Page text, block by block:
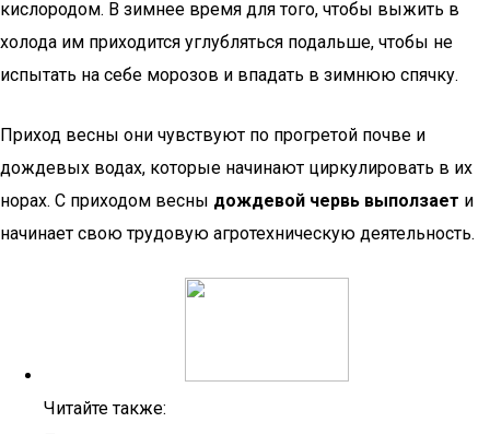
кислородом. В зимнее время для того, чтобы выжить в
холода им приходится углубляться подальше, чтобы не
испытать на себе морозов и впадать в зимнюю спячку.
Приход весны они чувствуют по прогретой почве и
дождевых водах, которые начинают циркулировать в их
норах. С приходом весны дождевой червь выползает и
начинает свою трудовую агротехническую деятельность.
Читайте также: